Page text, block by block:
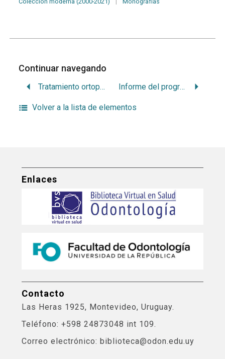
Continuar navegando
Tratamiento ortopédico quirúrgico del paciente con fisura labio alvéolo palatina Informe del programa de salud bucal desarrollado en el centro educativo de pre-escolares N.217 Jardín Roland Moor
Volver a la lista de elementos
Enlaces
Contacto
Las Heras 1925, Montevideo, Uruguay.
Teléfono: +598 24873048 int 109.
Correo electrónico: biblioteca@odon.edu.uy